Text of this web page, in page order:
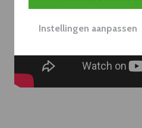
Instellingen aanpassen